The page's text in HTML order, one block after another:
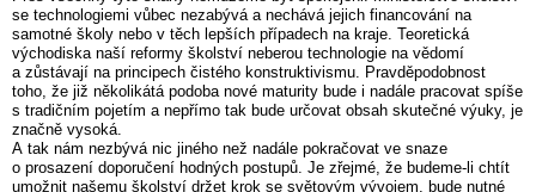
se technologiemi vůbec nezabývá a nechává jejich financování na
samotné školy nebo v těch lepších případech na kraje. Teoretická
východiska naší reformy školství neberou technologie na vědomí
a zůstávají na principech čistého konstruktivismu. Pravděpodobnost
toho, že již několikátá podoba nové maturity bude i nadále pracovat spíše
s tradičním pojetím a nepřímo tak bude určovat obsah skutečné výuky, je
značně vysoká.
A tak nám nezbývá nic jiného než nadále pokračovat ve snaze
o prosazení doporučení hodných postupů. Je zřejmé, že budeme-li chtít
umožnit našemu školství držet krok se světovým vývojem, bude nutné